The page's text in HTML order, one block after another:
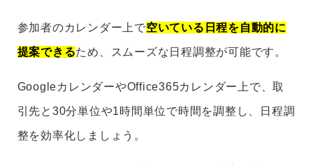
参加者のカレンダー上で空いている日程を自動的に
提案できるため、スムーズな日程調整が可能です。
GoogleカレンダーやOffice365カレンダー上で、取
引先と30分単位や1時間単位で時間を調整し、日程調
整を効率化しましょう。